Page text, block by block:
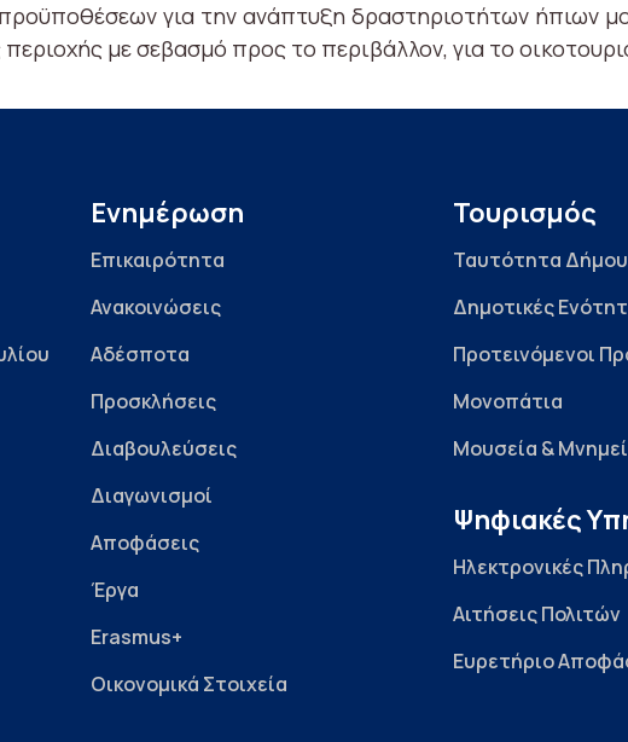
για την ανάπτυξη δραστηριοτήτων ήπιων
με σεβασμό προς το περιβάλλον, για το
Ενημέρωση
Επικαιρότητα
Ανακοινώσεις
Αδέσποτα
Προσκλήσεις
Διαβουλεύσεις
Διαγωνισμοί
Αποφάσεις
Έργα
Erasmus+
Οικονομικά Στοιχεία
Τουρισμός
Ταυτότητα Δήμου
Δημοτικές
Προτεινόμενοι
Μονοπάτια
Μουσεία &
Ψηφιακές
Ηλεκτρονικές
Αιτήσεις Πολιτών
Ευρετήριο